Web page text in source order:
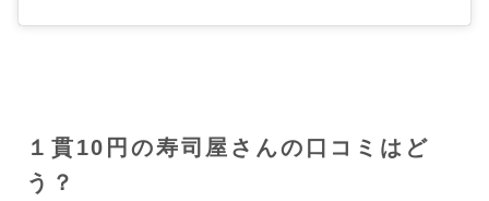
１貫10円の寿司屋さんの口コミはど
う？